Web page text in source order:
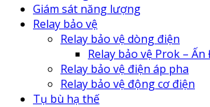
Giám sát năng lượng
Relay bảo vệ
Relay bảo vệ dòng điện
Relay bảo vệ Prok – Ấn
Relay bảo vệ điện áp pha
Relay bảo vệ động cơ điện
Tụ bù hạ thế